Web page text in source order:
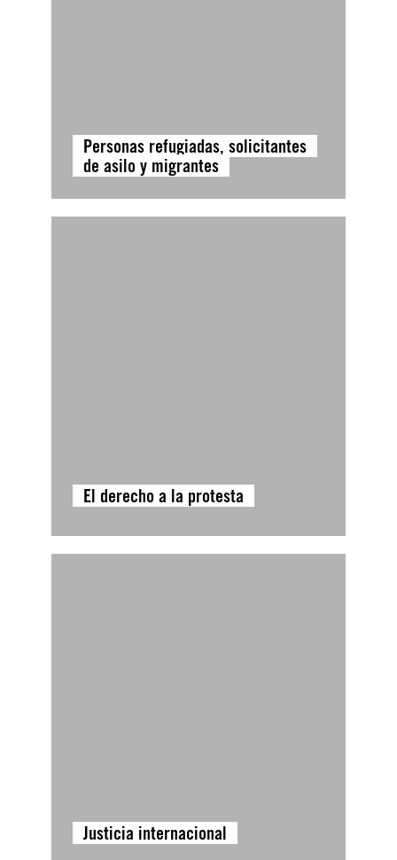
Personas refugiadas, solicitantes
de asilo y migrantes
El derecho a la protesta
Justicia internacional